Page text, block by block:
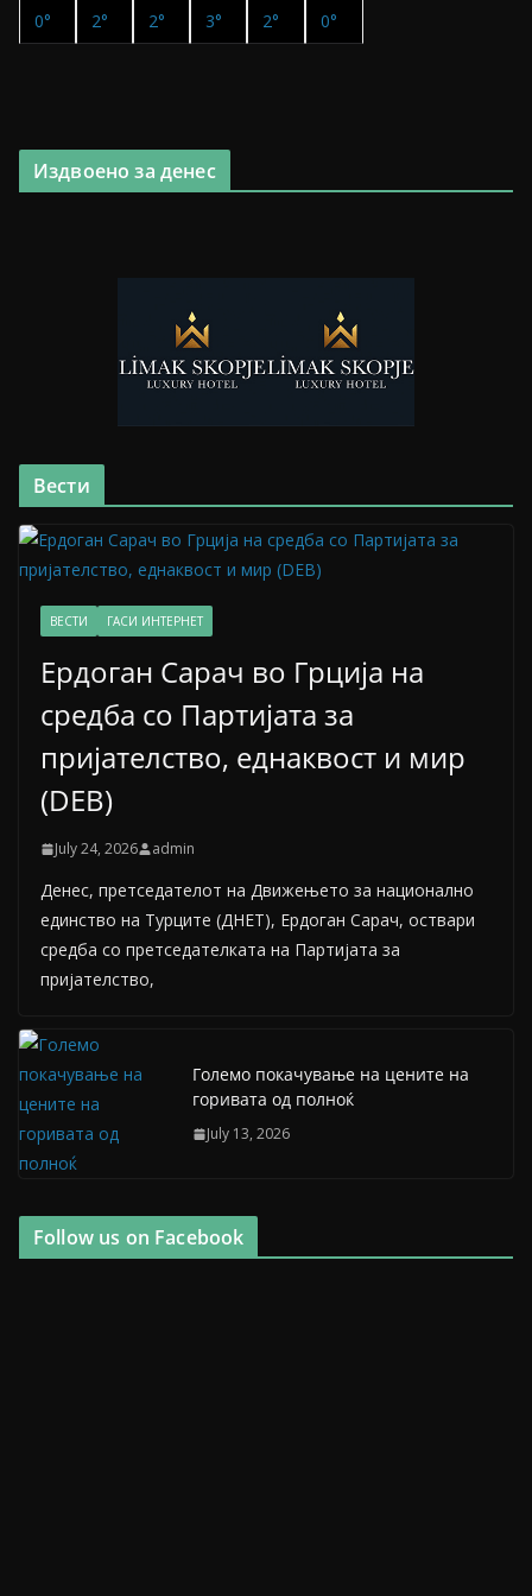
0°
2°
2°
3°
2°
0°
Издвоено за денес
Вести
ВЕСТИ ГАСИ ИНТЕРНЕТ
Ердоган Сарач во Грција на
средба со Партијата за
пријателство, еднаквост и мир
(DEB)
July 24, 2026 admin
Денес, претседателот на Движењето за национално
единство на Турците (ДНЕТ), Ердоган Сарач, оствари
средба со претседателката на Партијата за
пријателство,
Големо покачување на цените на
горивата од полноќ
July 13, 2026
Follow us on Facebook